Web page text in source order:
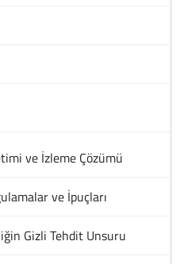
ve İzleme Çözümü
ve İpuçları
Gizli Tehdit Unsuru